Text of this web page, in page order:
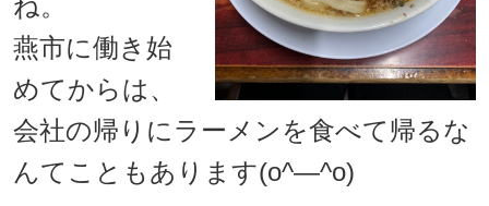
ね。
燕市に働き始
めてからは、
会社の帰りにラーメンを食べて帰るな
んてこともあります(o^―^o)